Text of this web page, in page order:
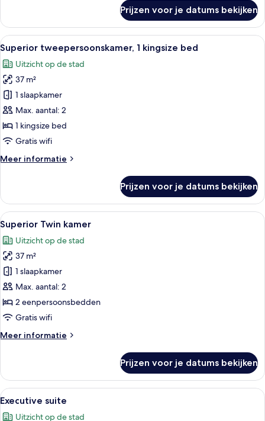
Twin
kamer
Prijzen voor je datums bekijken
Alle
foto's
voor
Superior
tweepersoonskamer,
1
kingsize
bed
Een hotelkamer met een bed, een
7
Superior tweepersoonskamer, 1 kingsize bed
Uitzicht op de stad
37 m²
1 slaapkamer
Max. aantal: 2
1 kingsize bed
Gratis wifi
Meer informatie
Meer
tweepersoonskamer,
kingsize
bed
Prijzen voor je datums bekijken
Alle
foto's
voor
Superior
Twin
kamer
laden
Een hotelkamer met twee bedden,
6
Superior Twin kamer
Uitzicht op de stad
37 m²
1 slaapkamer
Max. aantal: 2
2 eenpersoonsbedden
Gratis wifi
Meer informatie
Meer
Twin
kamer
Prijzen voor je datums bekijken
Alle
foto's
Een bureau met een lamp, een
10
Executive suite
Uitzicht op de stad